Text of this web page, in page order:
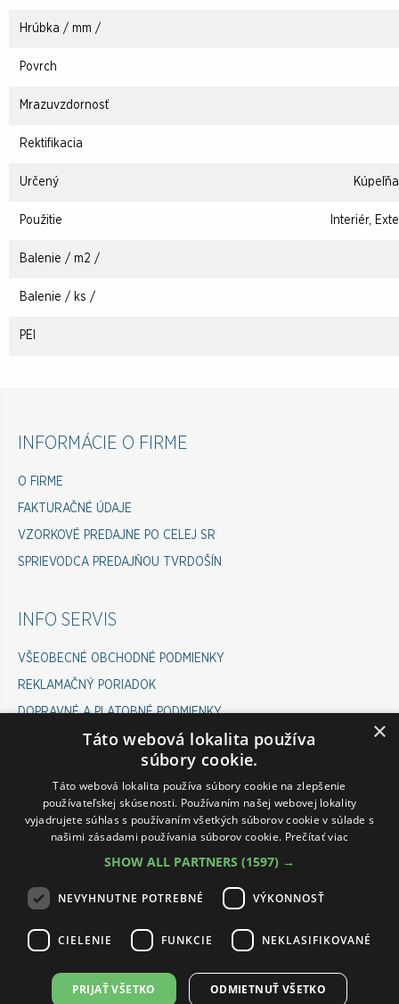
Hrúbka / mm /
Povrch
Mrazuvzdornosť
Rektifikacia
Určený
Použitie Interiér,
Balenie / m2 /
Balenie / ks /
PEI
INFORMÁCIE O FIRME
O FIRME
FAKTURAČNÉ ÚDAJE
VZORKOVÉ PREDAJNE PO CELEJ SR
SPRIEVODCA PREDAJŇOU TVRDOŠÍN
INFO SERVIS
VŠEOBECNÉ OBCHODNÉ PODMIENKY
REKLAMAČNÝ PORIADOK
DOPRAVNÉ A PLATOBNÉ PODMIENKY
COOKIES POLICY
ODSTÚPENIE OD ZMLUVY
INFOLINKA ESHOP
PONDELOK-PIATOK 07:00 - 15:30
VÁM RÁD POMÔŽE :
PETRA: 0911 545 237
×
Táto webová lokalita používa
súbory cookie.
Táto webová lokalita používa súbory cookie na zlepšenie
používateľskej skúsenosti. Používaním našej webovej lokality
vyjadrujete súhlas s používaním všetkých súborov cookie v súlade s
našimi zásadami používania súborov cookie. Prečítať viac
SHOW ALL PARTNERS (1597) →
NEVYHNUTNE POTREBNÉ VÝKONNOSŤ
CIELENIE FUNKCIE NEKLASIFIKOVANÉ
PRIJAŤ VŠETKO ODMIETNUŤ VŠETKO